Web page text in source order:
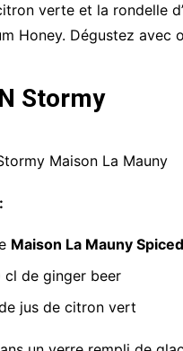
verte et la rondelle
Honey. Dégustez avec
Stormy
Maison La Mauny Spiced
cl de ginger beer
jus de citron vert